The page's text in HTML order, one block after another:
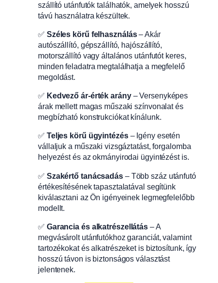
szállító utánfutók találhatók, amelyek hosszú
távú használatra készültek.
✅ Széles körű felhasználás– Akár
autószállító, gépszállító, hajószállító,
motorszállító vagy általános utánfutót keres,
minden feladatra megtalálhatja a megfelelő
megoldást.
✅ Kedvező ár-érték arány– Versenyképes
árak mellett magas műszaki színvonalat és
megbízható konstrukciókat kínálunk.
✅ Teljes körű ügyintézés– Igény esetén
vállaljuk a műszaki vizsgáztatást, forgalomba
helyezést és az okmányirodai ügyintézést is.
✅ Szakértő tanácsadás– Több száz utánfutó
értékesítésének tapasztalatával segítünk
kiválasztani az Ön igényeinek legmegfelelőbb
modellt.
✅ Garancia és alkatrészellátás – A
megvásárolt utánfutókhoz garanciát, valamint
tartozékokat és alkatrészeket is biztosítunk, így
hosszú távon is biztonságos választást
jelentenek.